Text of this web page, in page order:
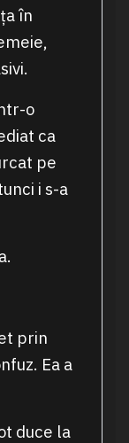
în
o
ca
pe
i s-a
prin
Ea a
duce la